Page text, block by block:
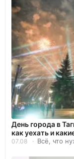
День города в
как уехать и
07.08 Всё, что